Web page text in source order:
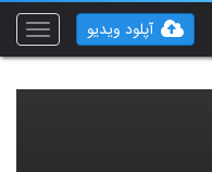
Toggle
آپلود ویدیو